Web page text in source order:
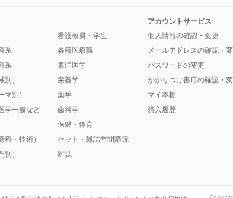
系
系
別）
マ別）
学一般など
科・技術）
別）
看護教員・学生
各種医療職
東洋医学
栄養学
薬学
歯科学
保健・体育
セット・雑誌年間購読
雑誌
アカウントサービス
個人情報の確認・変更
メールアドレスの確認・
パスワードの変更
かかりつけ書店の確認・
マイ本棚
購入履歴